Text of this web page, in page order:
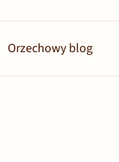
Orzechowy blog